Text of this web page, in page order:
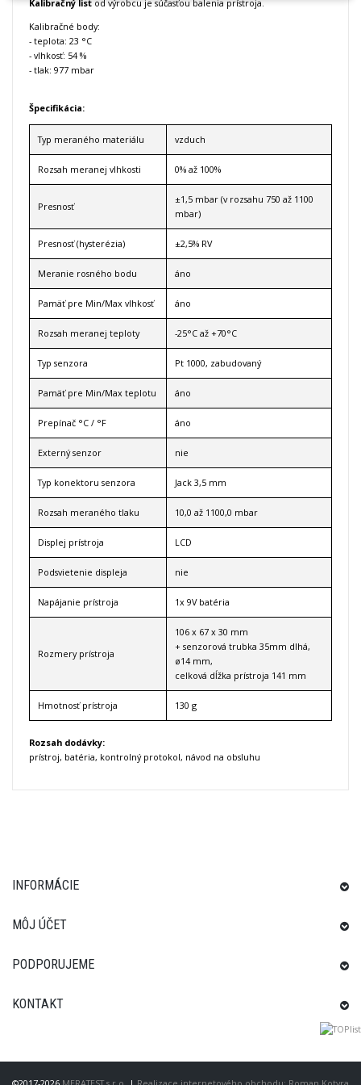
Kalibračný listod výrobcu je súčasťou balenia prístroja.
Kalibračné body:
- teplota: 23 °C
- vlhkosť: 54 %
- tlak: 977 mbar
Špecifikácia:
Typ meraného materiálu vzduch
Rozsah meranej vlhkosti 0% až 100%
Presnosť
±1,5 mbar (v rozsahu 750 až 1100
mbar)
Presnosť (hysterézia) ±2,5% RV
Meranie rosného bodu áno
Pamäť pre Min/Max vlhkosť áno
Rozsah meranej teploty -25°C až +70°C
Typ senzora Pt 1000, zabudovaný
Pamäť pre Min/Max teplotu áno
Prepínač °C / °F áno
Externý senzor nie
Typ konektoru senzora Jack 3,5 mm
Rozsah meraného tlaku 10,0 až 1100,0 mbar
Displej prístroja LCD
Podsvietenie displeja nie
Napájanie prístroja 1x 9V batéria
Rozmery prístroja
106 x 67 x 30 mm
+ senzorová trubka 35mm dlhá,
ø14 mm,
celková dĺžka prístroja 141 mm
Hmotnosť prístroja 130 g
Rozsah dodávky:
prístroj, batéria, kontrolný protokol, návod na obsluhu
INFORMÁCIE
MÔJ ÚČET
PODPORUJEME
KONTAKT